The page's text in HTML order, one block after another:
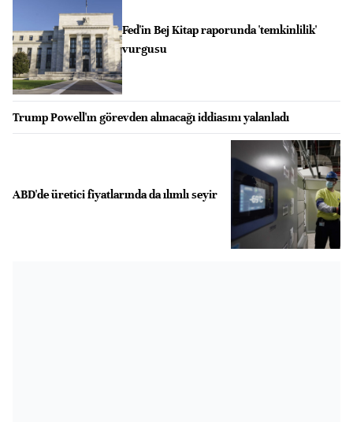
Fed'in Bej Kitap raporunda 'temkinlilik'
vurgusu
Trump Powell'ın görevden alınacağı iddiasını yalanladı
ABD'de üretici fiyatlarında da ılımlı seyir